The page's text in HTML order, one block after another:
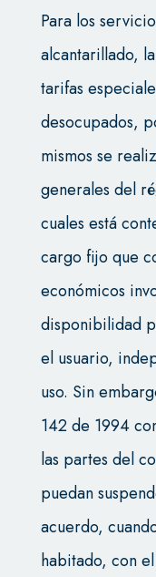
Para los
alcantarillado,
tarifas
desocupados,
mismos se
generales del
cuales está
cargo fijo que
económicos
disponibilidad
el usuario,
uso. Sin
142 de 1994
las partes del
puedan
acuerdo,
habitado, con